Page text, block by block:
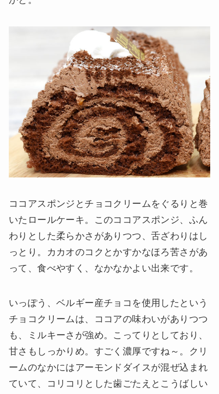
ココアスポンジとチョコクリームをぐるりと巻
いたロールケーキ。このココアスポンジ、ふん
わりとした柔らかさがありつつ、舌ざわりはし
っとり。カカオのコクとかすかなほろ苦さがあ
って、食べやすく、なかなかよい出来です。
いっぽう、ベルギー産チョコを使用したという
チョコクリームは、ココアの味わいがありつつ
も、ミルキーさが強め。こってりとしており、
甘さもしっかりめ。すごく濃厚ですね～。クリ
ームのなかにはアーモンドダイスが混ぜ込まれ
ていて、コリコリとした歯ごたえとこうばしい